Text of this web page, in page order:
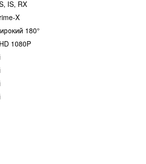
IS, RX
X
180°
1080P